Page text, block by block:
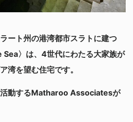
ート州の港湾都市スラトに建つ
Sea〉は、4世代にわたる大家族が
湾を望む住宅です。
活動するMatharoo Associatesが